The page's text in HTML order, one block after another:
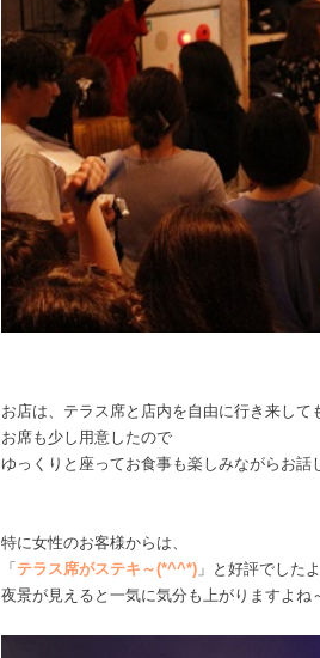
お店は、テラス席と店内を自由に行き来して
お席も少し用意したので
ゆっくりと座ってお食事も楽しみながらお話
特に女性のお客様からは、
「 テラス席がステキ～(*^^*) 」と好評でしたよ
夜景が見えると一気に気分も上がりますよね